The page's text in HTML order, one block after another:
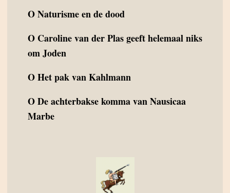
ONaturisme en de dood
O Caroline van der Plas geeft helemaal niks
om Joden
OHet pak van Kahlmann
ODe achterbakse komma van Nausicaa
Marbe